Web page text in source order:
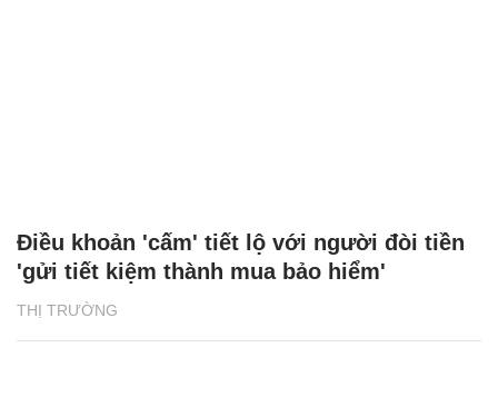
THỊ TRƯỜNG
Điều khoản 'cấm' tiết lộ với người đòi tiền
'gửi tiết kiệm thành mua bảo hiểm'